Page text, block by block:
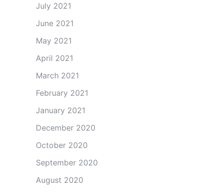
July 2021
June 2021
May 2021
April 2021
March 2021
February 2021
January 2021
December 2020
October 2020
September 2020
August 2020